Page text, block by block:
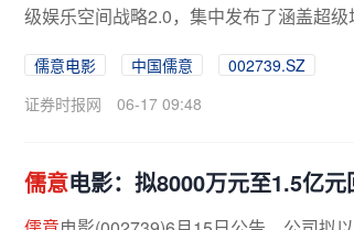
级娱乐空间战略2.0，集中发布了涵盖超
儒意电影 中国儒意
002739.SZ
证券时报网
06-17 09:48
儒意电影：拟8000万元至1.5亿